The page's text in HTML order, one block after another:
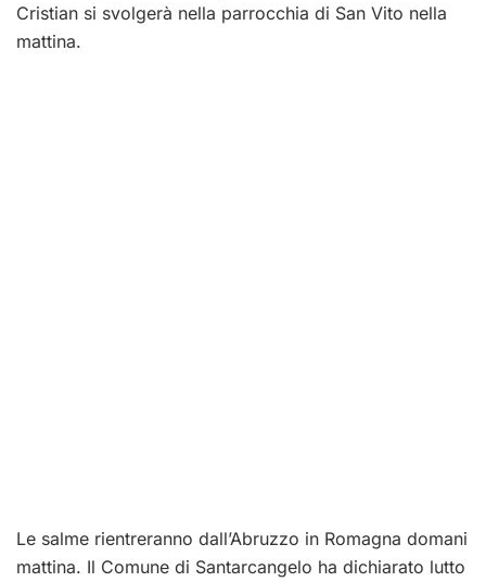
Cristian si svolgerà nella parrocchia di San Vito nella
mattina.
Le salme rientreranno dall’Abruzzo in Romagna domani
mattina. Il Comune di Santarcangelo ha dichiarato lutto